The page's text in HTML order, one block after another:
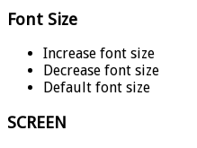
Font Size
Increase font size
Decrease font size
Default font size
SCREEN